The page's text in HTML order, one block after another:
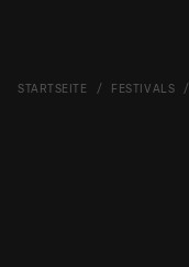
STARTSEITE FESTIVALS